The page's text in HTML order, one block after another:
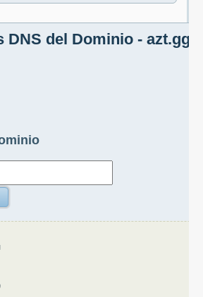
DNS del Dominio -